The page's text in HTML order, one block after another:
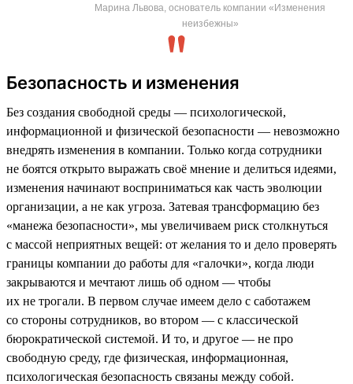
Марина Львова, основатель компании «Изменения
неизбежны»
Безопасность и изменения
Без создания свободной среды — психологической,
информационной и физической безопасности — невозможно
внедрять изменения в компании. Только когда сотрудники
не боятся открыто выражать своё мнение и делиться идеями,
изменения начинают восприниматься как часть эволюции
организации, а не как угроза. Затевая трансформацию без
«манежа безопасности», мы увеличиваем риск столкнуться
с массой неприятных вещей: от желания то и дело проверять
границы компании до работы для «галочки», когда люди
закрываются и мечтают лишь об одном — чтобы
их не трогали. В первом случае имеем дело с саботажем
со стороны сотрудников, во втором — с классической
бюрократической системой. И то, и другое — не про
свободную среду, где физическая, информационная,
психологическая безопасность связаны между собой.